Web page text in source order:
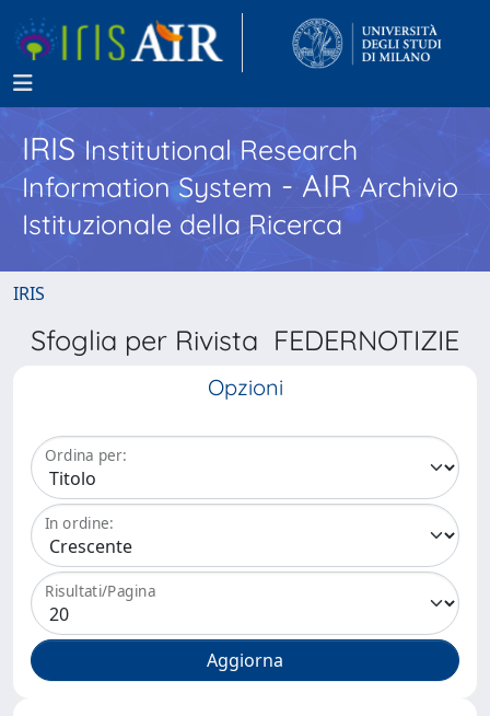
IRISInstitutional Research
Information System - AIR Archivio
Istituzionale della Ricerca
IRIS
Sfoglia per Rivista FEDERNOTIZIE
Opzioni
Ordina per:
In ordine:
Risultati/Pagina